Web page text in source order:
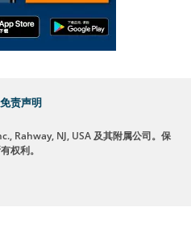
免责声明
Rahway, NJ, USA 及其附属公司。保
权利。